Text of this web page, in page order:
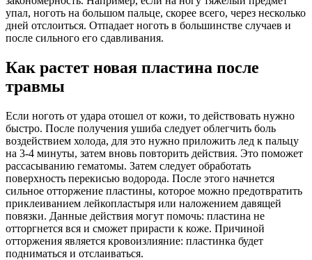
упал, ноготь на большом пальце, скорее всего, через несколько
дней отслоиться. Отпадает ноготь в большинстве случаев и
после сильного его сдавливания.
Как растет новая пластина после
травмы
Если ноготь от удара отошел от кожи, то действовать нужно
быстро. После получения ушиба следует облегчить боль
воздействием холода, для это нужно приложить лед к пальцу
на 3-4 минуты, затем вновь повторить действия. Это поможет
рассасыванию гематомы. Затем следует обработать
поверхность перекисью водорода. После этого начнется
сильное отторжение пластины, которое можно предотвратить
приклеиванием лейкопластыря или наложением давящей
повязки. Данные действия могут помочь: пластина не
отторгнется вся и сможет прирасти к коже. Причиной
отторжения является кровоизлияние: пластинка будет
подниматься и отслаиваться.